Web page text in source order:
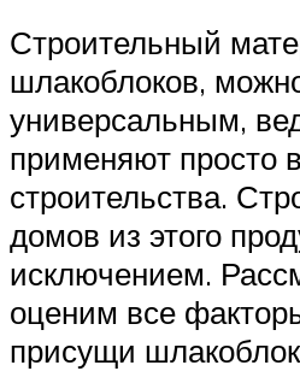
Строительный
шлакоблоков,
универсальным,
применяют просто
строительства.
домов из этого
исключением.
оценим все
присущи